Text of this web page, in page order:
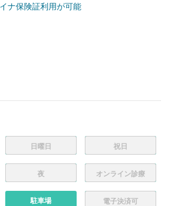
ナ保険証利用が可能
日曜日 祝日
夜 オンライン診療
駐車場 電子決済可